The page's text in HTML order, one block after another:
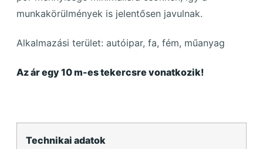
munkakörülmények is jelentősen javulnak.
Alkalmazási terület: autóipar, fa, fém, műanyag
Az ár egy 10 m-es tekercsre vonatkozik!
Technikai adatok